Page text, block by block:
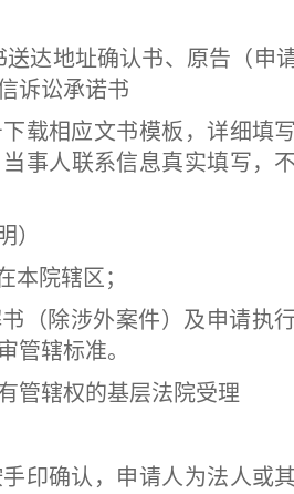
地址确认书、原告（申
诉讼承诺书
相应文书模板，详细填
事人联系信息真实填写，
院辖区；
除涉外案件）及申请执
管辖标准。
辖权的基层法院受理
确认，申请人为法人或